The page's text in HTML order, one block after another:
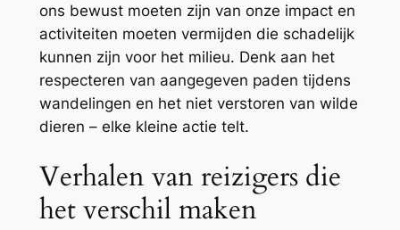
ons bewust moeten zijn van onze impact en
activiteiten moeten vermijden die schadelijk
kunnen zijn voor het milieu. Denk aan het
respecteren van aangegeven paden tijdens
wandelingen en het niet verstoren van wilde
dieren – elke kleine actie telt.
Verhalen van reizigers die
het verschil maken